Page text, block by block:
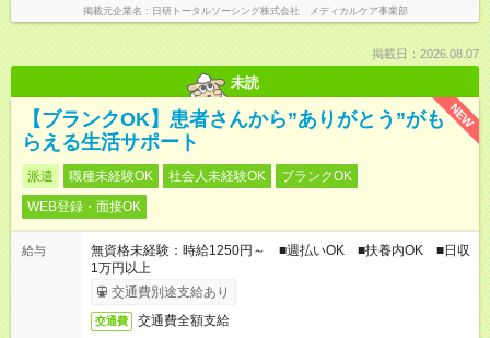
掲載元企業名 日研トータルソーシング株式会社 メディカルケア事業部
掲載日：2026.08.07
未読
NEW
【ブランクOK】患者さんから”ありがとう”がも
らえる生活サポート
派遣 職種未経験OK 社会人未経験OK
ブランクOK
WEB登録・面接OK
給与
無資格未経験：時給1250円～ ■週払いOK ■扶養内OK ■日収
1万円以上
交通費別途支給あり
交通費 交通費全額支給